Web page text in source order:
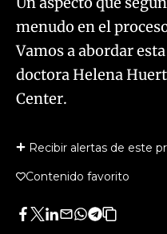
menudo en el
Vamos a abordar
doctora Helena
Center.
Recibir alertas de este
Contenido favorito
Facebook
Twitter
LinkedIn
Enviar
Whatsapp
Telegram
Copiar